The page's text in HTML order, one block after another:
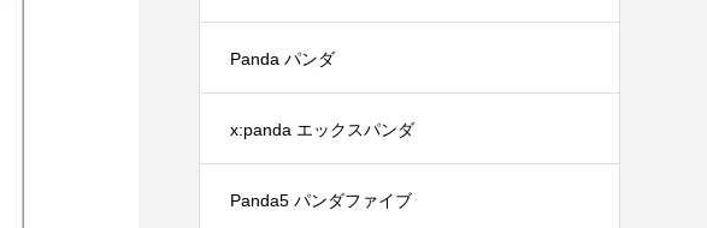
Panda パンダ
x:panda エックスパンダ
Panda5 パンダファイブ